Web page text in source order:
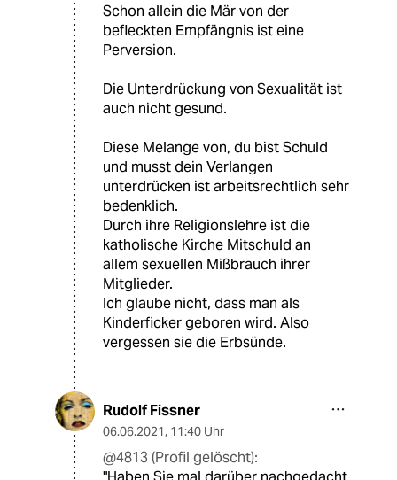
Schon allein die Mär von der
befleckten Empfängnis ist eine
Perversion.
Die Unterdrückung von Sexualität ist
auch nicht gesund.
Diese Melange von, du bist Schuld
und musst dein Verlangen
unterdrücken ist arbeitsrechtlich sehr
bedenklich.
Durch ihre Religionslehre ist die
katholische Kirche Mitschuld an
allem sexuellen Mißbrauch ihrer
Mitglieder.
Ich glaube nicht, dass man als
Kinderficker geboren wird. Also
vergessen sie die Erbsünde.
Rudolf Fissner
06.06.2021, 11:40 Uhr
@4813 (Profil gelöscht):